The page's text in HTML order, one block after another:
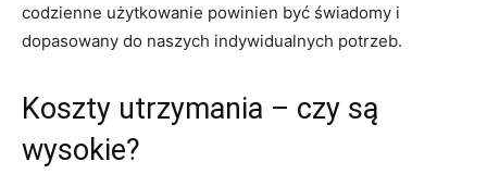
codzienne użytkowanie powinien być‍ świadomy i
dopasowany do naszych indywidualnych potrzeb.
Koszty utrzymania – czy ‍są
wysokie?